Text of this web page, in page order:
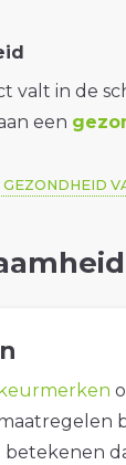
valt in de
een
GEZONDHEID
betekenen